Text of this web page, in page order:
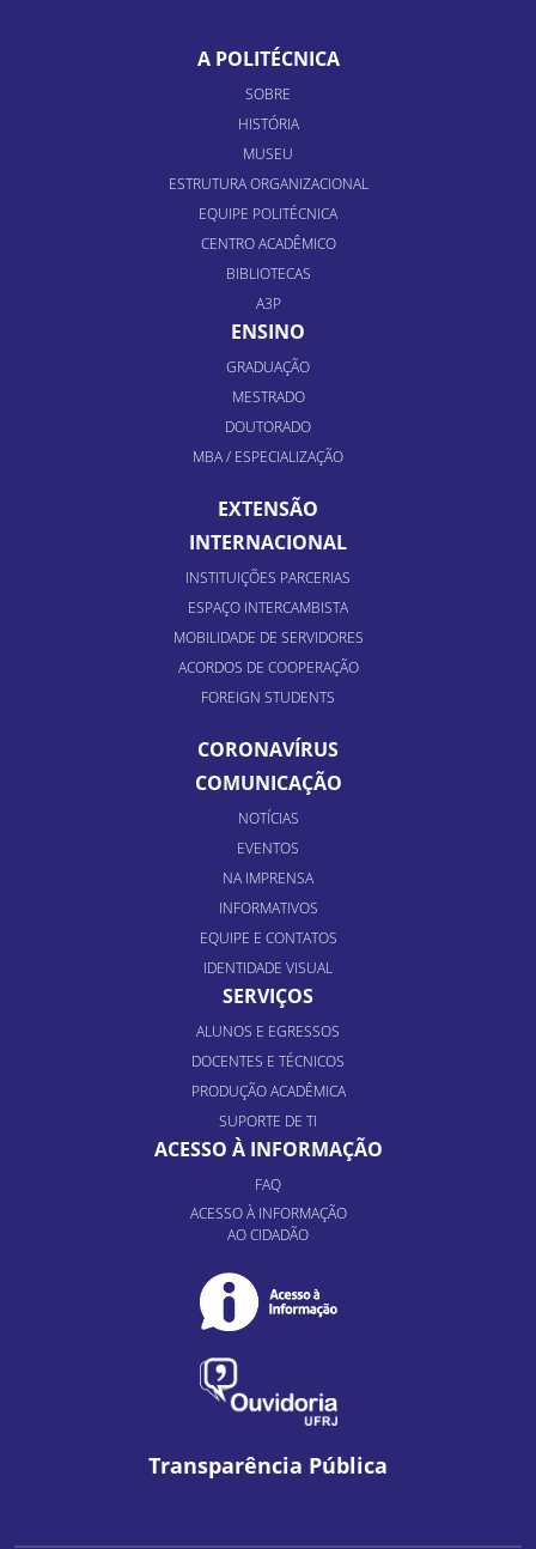
A POLITÉCNICA
SOBRE
HISTÓRIA
MUSEU
ESTRUTURA ORGANIZACIONAL
EQUIPE POLITÉCNICA
CENTRO ACADÊMICO
BIBLIOTECAS
A3P
ENSINO
GRADUAÇÃO
MESTRADO
DOUTORADO
MBA / ESPECIALIZAÇÃO
EXTENSÃO
INTERNACIONAL
INSTITUIÇÕES PARCERIAS
ESPAÇO INTERCAMBISTA
MOBILIDADE DE SERVIDORES
ACORDOS DE COOPERAÇÃO
FOREIGN STUDENTS
CORONAVÍRUS
COMUNICAÇÃO
NOTÍCIAS
EVENTOS
NA IMPRENSA
INFORMATIVOS
EQUIPE E CONTATOS
IDENTIDADE VISUAL
SERVIÇOS
ALUNOS E EGRESSOS
DOCENTES E TÉCNICOS
PRODUÇÃO ACADÊMICA
SUPORTE DE TI
ACESSO À INFORMAÇÃO
FAQ
ACESSO À INFORMAÇÃO
AO CIDADÃO
Transparência Pública